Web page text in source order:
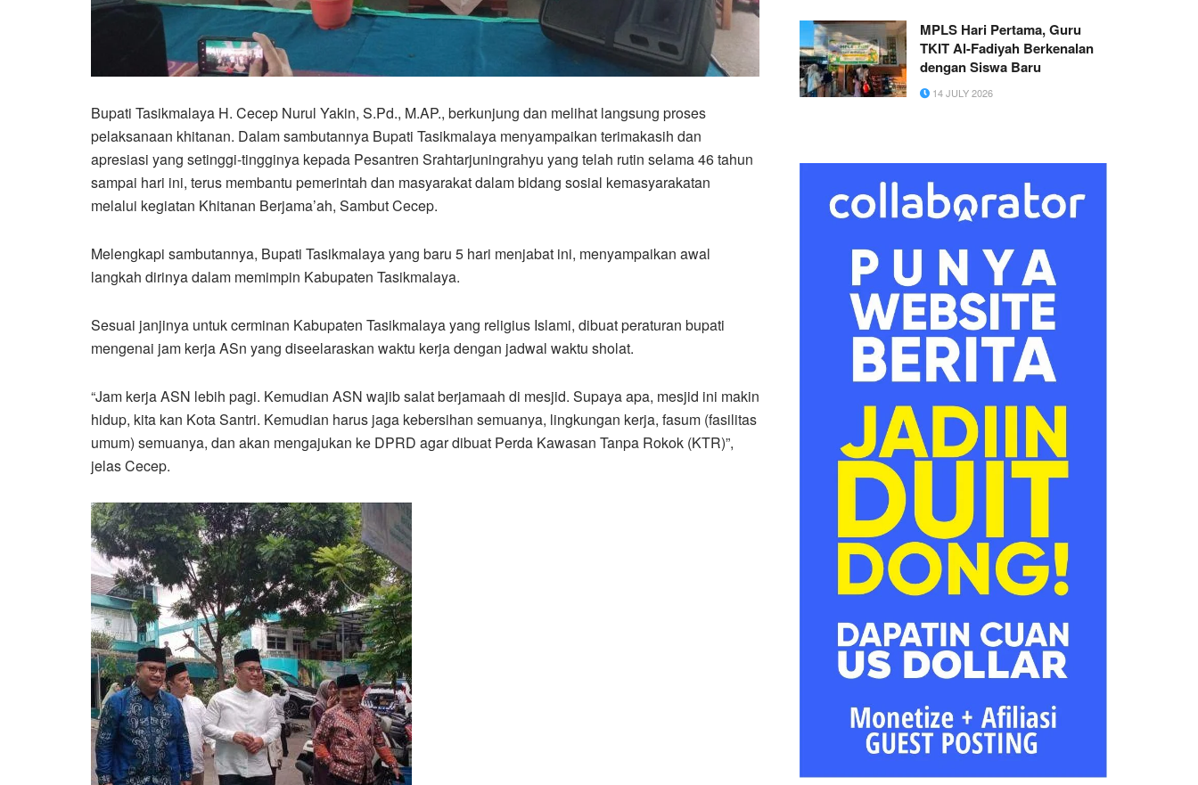
Bupati Tasikmalaya H. Cecep Nurul Yakin, S.Pd., M.AP., berkunjung dan melihat langsung proses
pelaksanaan khitanan. Dalam sambutannya Bupati Tasikmalaya menyampaikan terimakasih dan
apresiasi yang setinggi-tingginya kepada Pesantren Srahtarjuningrahyu yang telah rutin selama 46 tahun
sampai hari ini, terus membantu pemerintah dan masyarakat dalam bidang sosial kemasyarakatan
melalui kegiatan Khitanan Berjama’ah, Sambut Cecep.
Melengkapi sambutannya, Bupati Tasikmalaya yang baru 5 hari menjabat ini, menyampaikan awal
langkah dirinya dalam memimpin Kabupaten Tasikmalaya.
Sesuai janjinya untuk cerminan Kabupaten Tasikmalaya yang religius Islami, dibuat peraturan bupati
mengenai jam kerja ASn yang diseelaraskan waktu kerja dengan jadwal waktu sholat.
“Jam kerja ASN lebih pagi. Kemudian ASN wajib salat berjamaah di mesjid. Supaya apa, mesjid ini makin
hidup, kita kan Kota Santri. Kemudian harus jaga kebersihan semuanya, lingkungan kerja, fasum (fasilitas
umum) semuanya, dan akan mengajukan ke DPRD agar dibuat Perda Kawasan Tanpa Rokok (KTR)”,
jelas Cecep.
MPLS Hari Pertama, Guru
TKIT Al-Fadiyah Berkenalan
dengan Siswa Baru
14 JULY 2026